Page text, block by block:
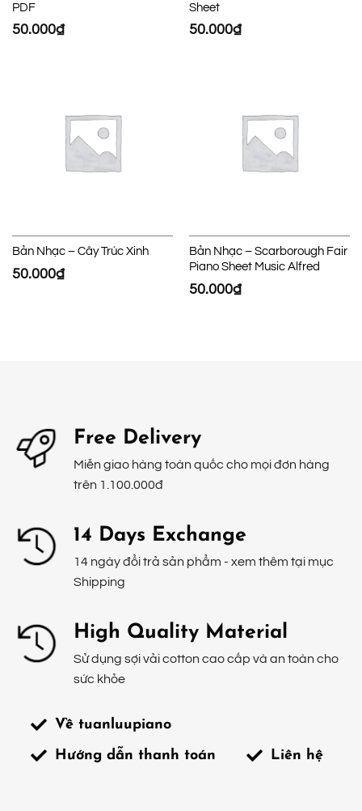
PDF
50.000₫
Sheet
50.000₫
Bản Nhạc – Cây Trúc Xinh
50.000₫
Bản Nhạc – Scarborough Fair
Piano Sheet Music Alfred
50.000₫
Free Delivery
Miễn giao hàng toàn quốc cho mọi đơn hàng
trên 1.100.000đ
14 Days Exchange
14 ngày đổi trả sản phẩm - xem thêm tại mục
Shipping
High Quality Material
Sử dụng sợi vải cotton cao cấp và an toàn cho
sức khỏe
Về tuanluupiano
Hướng dẫn thanh toán
Liên hệ